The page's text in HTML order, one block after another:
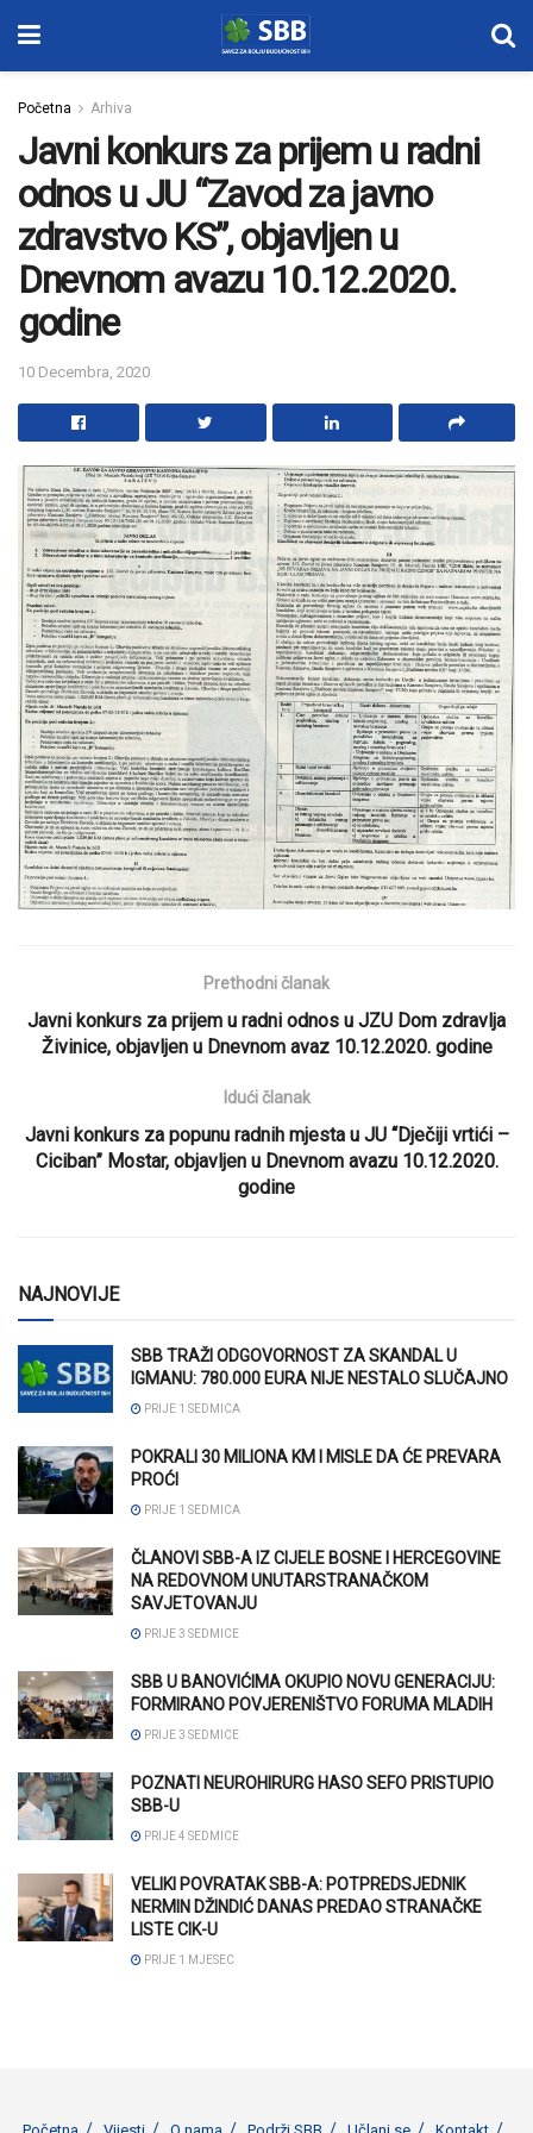
Početna Arhiva
Javni konkurs za prijem u radni
odnos u JU “Zavod za javno
zdravstvo KS”, objavljen u
Dnevnom avazu 10.12.2020.
godine
10 Decembra, 2020
Prethodni članak
Javni konkurs za prijem u radni odnos u JZU Dom zdravlja
Živinice, objavljen u Dnevnom avaz 10.12.2020. godine
Idući članak
Javni konkurs za popunu radnih mjesta u JU “Dječiji vrtići –
Ciciban” Mostar, objavljen u Dnevnom avazu 10.12.2020.
godine
NAJNOVIJE
SBB TRAŽI ODGOVORNOST ZA SKANDAL U
IGMANU: 780.000 EURA NIJE NESTALO SLUČAJNO
PRIJE 1 SEDMICA
POKRALI 30 MILIONA KM I MISLE DA ĆE PREVARA
PROĆI
PRIJE 1 SEDMICA
ČLANOVI SBB-A IZ CIJELE BOSNE I HERCEGOVINE
NA REDOVNOM UNUTARSTRANAČKOM
SAVJETOVANJU
PRIJE 3 SEDMICE
SBB U BANOVIĆIMA OKUPIO NOVU GENERACIJU:
FORMIRANO POVJERENIŠTVO FORUMA MLADIH
PRIJE 3 SEDMICE
POZNATI NEUROHIRURG HASO SEFO PRISTUPIO
SBB-U
PRIJE 4 SEDMICE
VELIKI POVRATAK SBB-A: POTPREDSJEDNIK
NERMIN DŽINDIĆ DANAS PREDAO STRANAČKE
LISTE CIK-U
PRIJE 1 MJESEC